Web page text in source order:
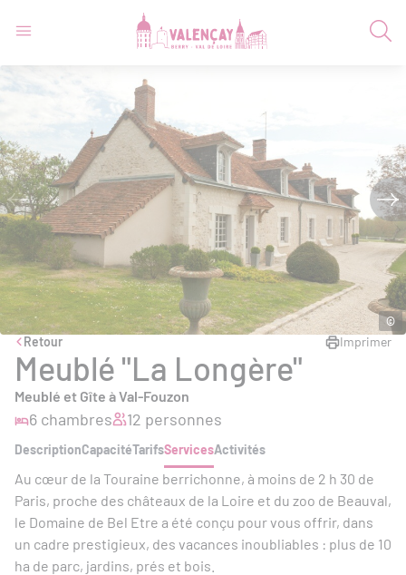
©
Retour Imprimer
Meublé "La Longère"
Meublé et Gîte à Val-Fouzon
6 chambres 12 personnes
Description Activités
CapacitéTarifsServices
Au cœur de la Touraine berrichonne, à moins de 2 h 30 de
Paris, proche des châteaux de la Loire et du zoo de Beauval,
le Domaine de Bel Etre a été conçu pour vous offrir, dans
un cadre prestigieux, des vacances inoubliables : plus de 10
ha de parc, jardins, prés et bois.